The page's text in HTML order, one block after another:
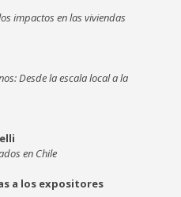
impactos en las viviendas
Desde la escala local a la
en Chile
a los expositores